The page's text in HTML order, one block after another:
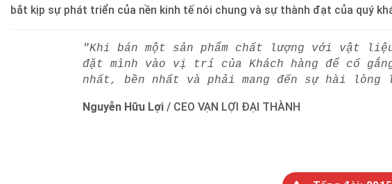
bắt kịp sự phát triển của nền kinh tế nói chung và sự thành đạt của quý
"Khi bán một sản phẩm chất lượng với vật
đặt mình vào vị trí của Khách hàng để cố
nhất, bền nhất và phải mang đến sự hài lòng
Nguyễn Hữu Lợi / CEO VẠN LỢI ĐẠI THÀNH